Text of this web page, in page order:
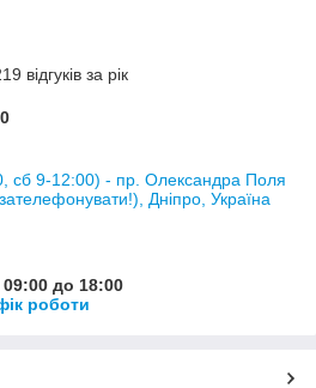
відгуків за рік
сб 9-12:00) - пр. Олександра Поля
Дніпро, Україна
до 18:00
роботи